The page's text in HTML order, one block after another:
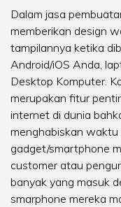
Dalam jasa
memberikan design
tampilannya ketika
Android/iOS Anda,
Desktop Komputer.
merupakan fitur
internet di dunia
menghabiskan waktu
gadget/smartphone
customer atau
banyak yang masuk
smarphone mereka